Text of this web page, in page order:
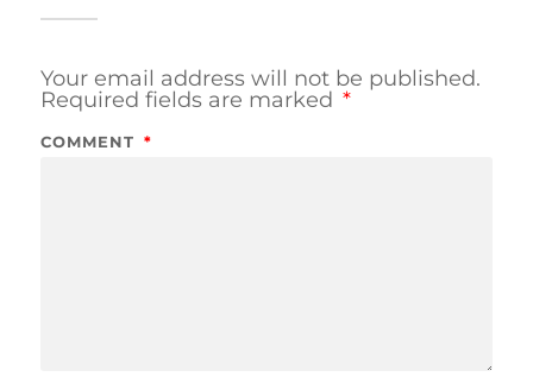
Your email address will not be published.
Required fields are marked *
COMMENT *